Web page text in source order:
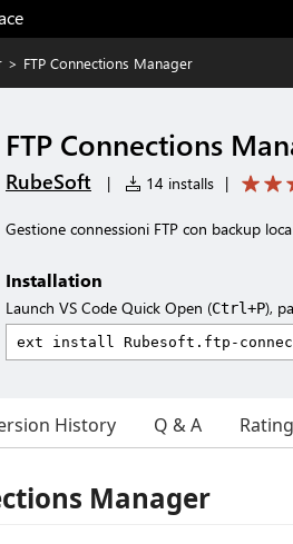
> FTP Connections Manager
FTP Connections
RubeSoft | 14 installs |
Gestione connessioni FTP con backup
Installation
Launch VS Code Quick Open (Ctrl+P),
History Q & A
Manager